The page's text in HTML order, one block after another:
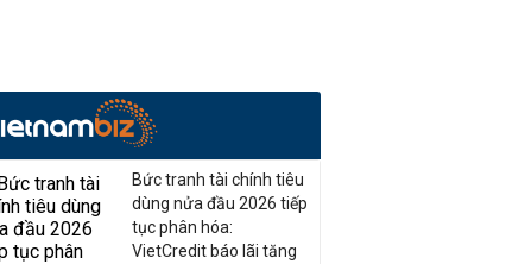
Bức tranh tài chính tiêu
dùng nửa đầu 2026 tiếp
tục phân hóa:
VietCredit báo lãi tăng